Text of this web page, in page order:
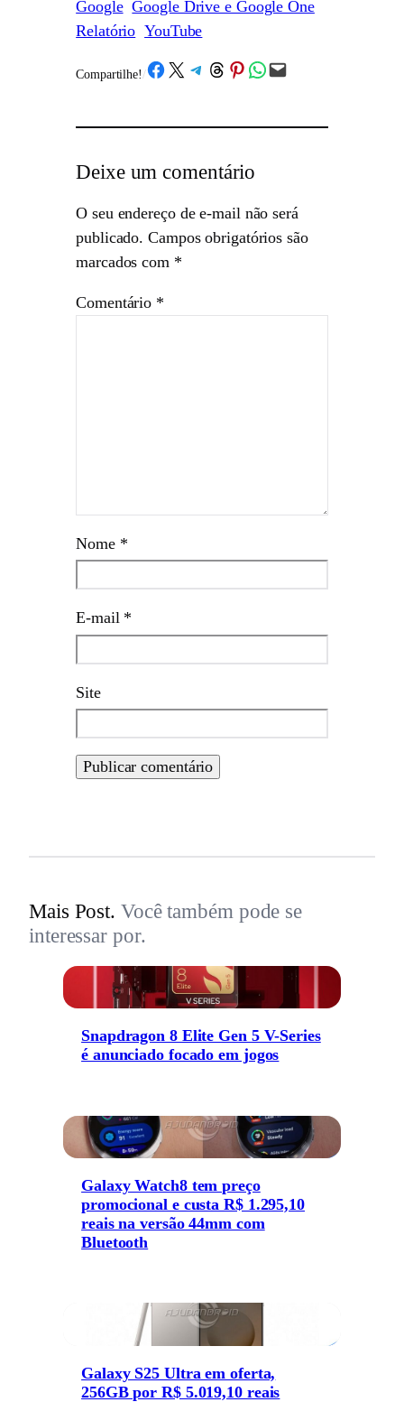
Google Google Drive e Google One
Relatório YouTube
Compartilhe! /Share on Facebook
Share on X Share on Telegram
Share on Threads
Share on Pinterest
Share on WhatsApp
Email this Page
Deixe um comentário
O seu endereço de e-mail não será
publicado. Campos obrigatórios são
marcados com *
Comentário *
Nome *
E-mail *
Site
Mais Post. Você também pode se
interessar por.
Snapdragon 8 Elite Gen 5 V-Series
é anunciado focado em jogos
Galaxy Watch8 tem preço
promocional e custa R$ 1.295,10
reais na versão 44mm com
Bluetooth
Galaxy S25 Ultra em oferta,
256GB por R$ 5.019,10 reais